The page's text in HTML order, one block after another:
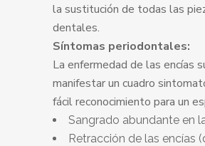
la sustitución de todas las
dentales.
Síntomas periodontales:
La enfermedad de las encías
manifestar un cuadro
fácil reconocimiento para un
Sangrado abundante en
Retracción de las encías